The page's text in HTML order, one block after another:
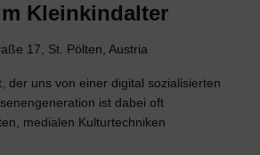
Kleinkindalter
17, St. Pölten, Austria
der uns von einer digital sozialisierten
ist dabei oft
medialen Kulturtechniken